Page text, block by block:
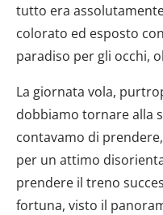
tutto era
colorato ed esposto
paradiso per gli occhi,
La giornata vola,
dobbiamo tornare alla
contavamo di
per un attimo
prendere il treno
fortuna, visto il